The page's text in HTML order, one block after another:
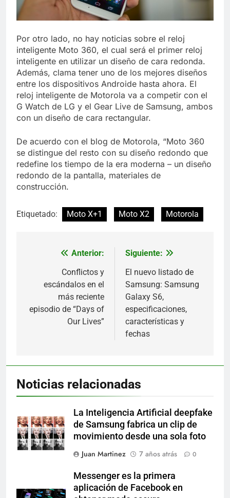
Por otro lado, no hay noticias sobre el reloj
inteligente Moto 360, el cual será el primer reloj
inteligente en utilizar un diseño de cara redonda.
Además, clama tener uno de los mejores diseños
entre los dispositivos Androide hasta ahora. El
reloj inteligente de Motorola va a competir con el
G Watch de LG y el Gear Live de Samsung, ambos
con un diseño de cara rectangular.
De acuerdo con el blog de Motorola, “Moto 360
se distingue del resto con su diseño redondo que
redefine los tiempo de la era moderna – un diseño
redondo de la pantalla, materiales de
construcción.
Etiquetado: Moto X+1 Moto X2 Motorola
Navegación
entradas
Anterior:
Conflictos y
escándalos en el
más reciente
episodio de “Days of
Our Lives”
Siguiente:
El nuevo listado de
Samsung: Samsung
Galaxy S6,
especificaciones,
características y
fechas
Noticias relacionadas
La Inteligencia Artificial deepfake
de Samsung fabrica un clip de
movimiento desde una sola foto
Juan Martinez
7 años atrás 0
Messenger es la primera
aplicación de Facebook en